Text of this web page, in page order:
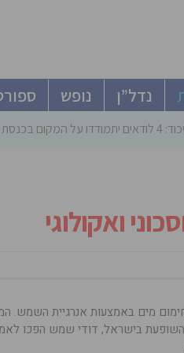
נדל”ן נופש
הבאה
ואקולוגי
מים באמצעות אנרגיית השמש.
בישראל, דודי שמש הפכו